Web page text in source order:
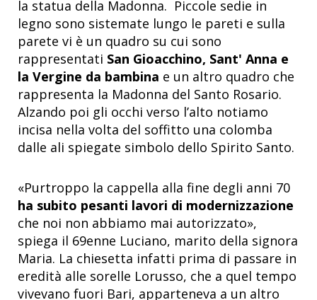
la statua della Madonna. Piccole sedie in
legno sono sistemate lungo le pareti e sulla
parete vi è un quadro su cui sono
rappresentati San Gioacchino, Sant' Anna e
la Vergine da bambina e un altro quadro che
rappresenta la Madonna del Santo Rosario.
Alzando poi gli occhi verso l’alto notiamo
incisa nella volta del soffitto una colomba
dalle ali spiegate simbolo dello Spirito Santo.
«Purtroppo la cappella alla fine degli anni 70
ha subito pesanti lavori di modernizzazione
che noi non abbiamo mai autorizzato»,
spiega il 69enne Luciano, marito della signora
Maria. La chiesetta infatti prima di passare in
eredità alle sorelle Lorusso, che a quel tempo
vivevano fuori Bari, apparteneva a un altro